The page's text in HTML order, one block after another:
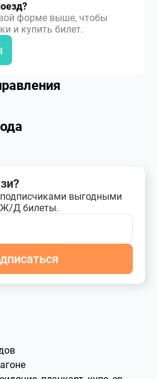
форме выше, чтобы
и купить билет.
выгодными
Ж/Д билеты.